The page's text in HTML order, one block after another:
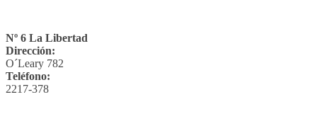
Nº 6 La Libertad
Dirección:
O´Leary 782
Teléfono:
2217-378